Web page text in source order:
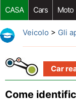
CASA Cars Moto
Riparazione Auto
Veicolo > Gli
Car
Come